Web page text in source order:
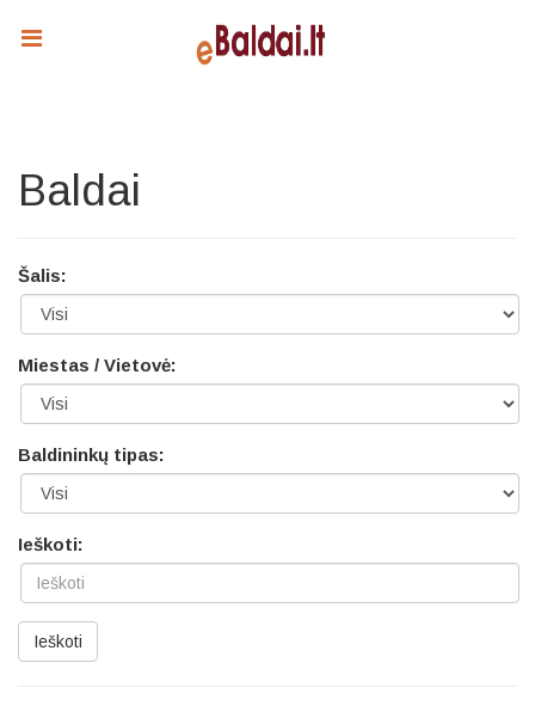
Baldai
Šalis:
Miestas / Vietovė:
Baldininkų tipas:
Ieškoti:
Ieškoti